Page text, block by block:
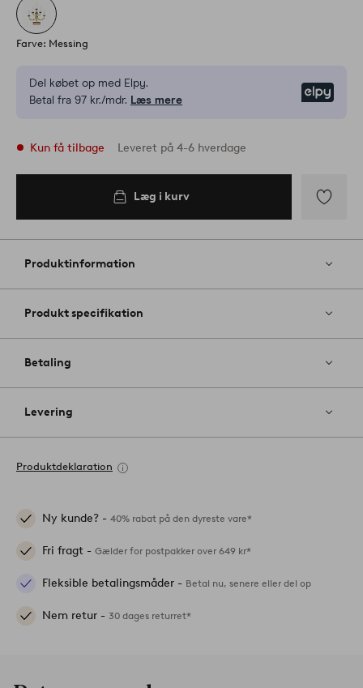
Farve: Messing
Del købet op med Elpy.
Betal fra 97 kr./mdr. Læs mere
Kun få tilbage Leveret på 4-6 hverdage
Læg i kurv
til
Produktinformation
Produkt specifikation
Betaling
Levering
Produktdeklaration
Ny kunde? - 40% rabat på den dyreste vare*
Fri fragt - Gælder for postpakker over 649 kr*
Fleksible betalingsmåder - Betal nu, senere eller del op
Nem retur - 30 dages returret*